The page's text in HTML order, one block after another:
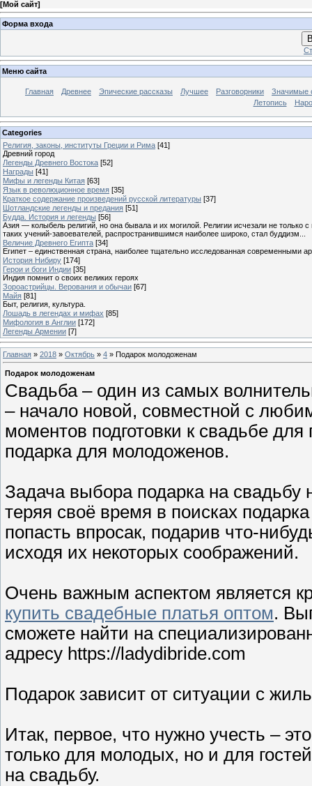
[Мой сайт]
Форма входа
Меню сайта
Главная Древнее Эпические рассказы Лучшее Разговорники
Значимые
Летопись
Categories
Религия, законы, институты Греции и Рима [41]
Древний город
Легенды Древнего Востока [52]
Награды [41]
Мифы и легенды Китая [63]
Язык в революционное время [35]
Краткое содержание произведений русской литературы [37]
Шотландские легенды и предания [51]
Будда. История и легенды [56]
Азия — колыбель религий, но она бывала и их могилой. Религии исчезали не
таких учений-завоевателей, распространившимся наиболее широко, стал буддизм...
Величие Древнего Египта [34]
Египет – единственная страна, наиболее тщательно исследованная современными
История Нибиру [174]
Герои и боги Индии [35]
Индия помнит о своих великих героях
Зороастрийцы. Верования и обычаи [67]
Майя [81]
Быт, религия, культура.
Лошадь в легендах и мифах [85]
Мифология в Англии [172]
Легенды Армении [7]
Главная » 2018 » Октябрь » 4 » Подарок молодоженам
Подарок молодоженам
Свадьба – один из самых
– начало новой, совместной с
моментов подготовки к свадьбе
подарка для молодоженов.
Задача выбора подарка на свадьбу
теряя своё время в поисках
попасть впросак, подарив что-
исходя их некоторых соображений.
Очень важным аспектом является
купить свадебные платья оптом.
сможете найти на
адресу https://ladydibride.com
Подарок зависит от ситуации с
Итак, первое, что нужно учесть –
только для молодых, но и для
на свадьбу.